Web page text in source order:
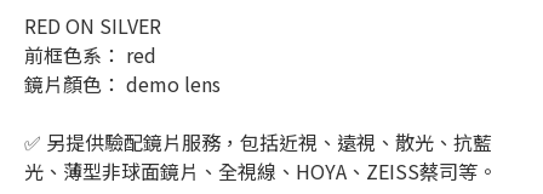
RED ON SILVER
前框色系： red
鏡片顏色： demo lens
✅ 另提供驗配鏡片服務，包括近視、遠視、散光、抗藍
光、薄型非球面鏡片、全視線、HOYA、ZEISS蔡司等。